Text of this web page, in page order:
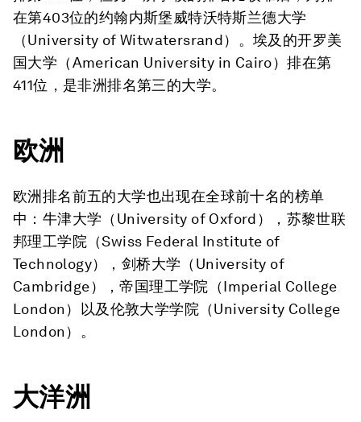
在第403位的约翰内斯堡威特沃特斯兰德大学
（University of Witwatersrand）。埃及的开罗美
国大学（American University in Cairo）排在第
411位，是非洲排名第三的大学。
欧洲
欧洲排名前五的大学也出现在全球前十名的榜单
中：牛津大学（University of Oxford），苏黎世联
邦理工学院（Swiss Federal Institute of
Technology），剑桥大学（University of
Cambridge），帝国理工学院（Imperial College
London）以及伦敦大学学院（University College
London）。
大洋洲